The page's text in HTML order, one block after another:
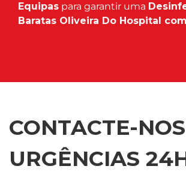
Equipas para garantir uma
Baratas Oliveira Do Hospital
CONTACTE-
URGÊNCIAS